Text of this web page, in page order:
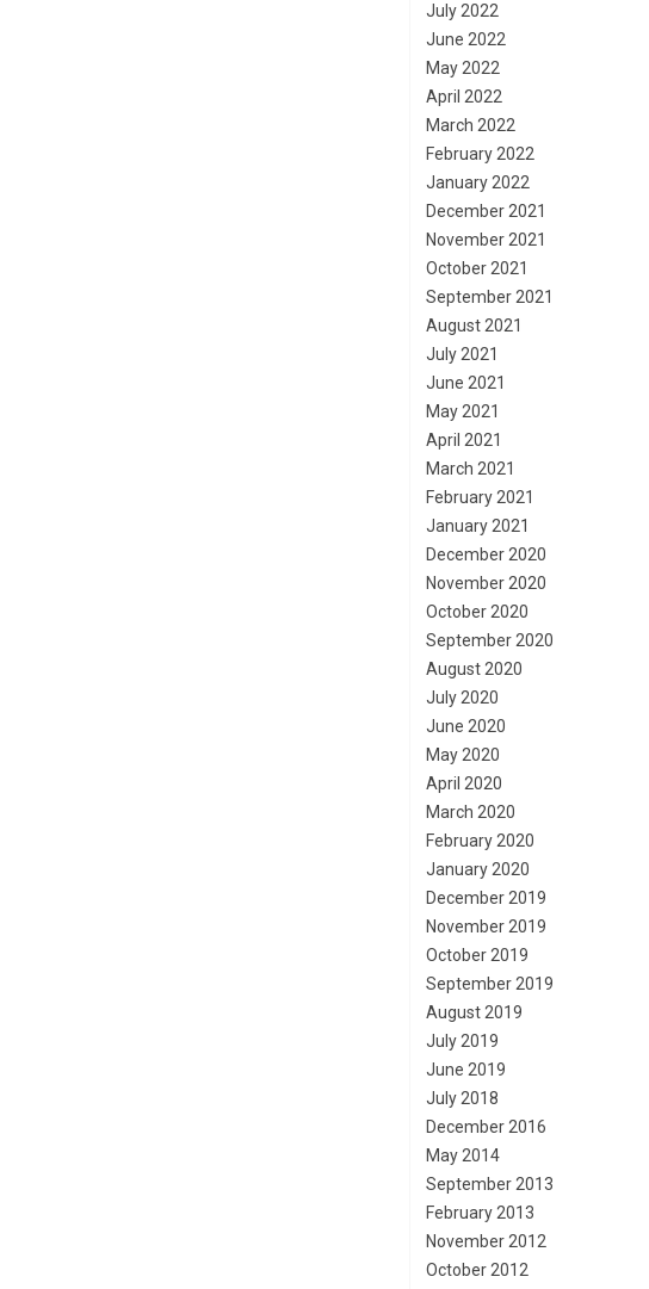
July 2022
June 2022
May 2022
April 2022
March 2022
February 2022
January 2022
December 2021
November 2021
October 2021
September 2021
August 2021
July 2021
June 2021
May 2021
April 2021
March 2021
February 2021
January 2021
December 2020
November 2020
October 2020
September 2020
August 2020
July 2020
June 2020
May 2020
April 2020
March 2020
February 2020
January 2020
December 2019
November 2019
October 2019
September 2019
August 2019
July 2019
June 2019
July 2018
December 2016
May 2014
September 2013
February 2013
November 2012
October 2012